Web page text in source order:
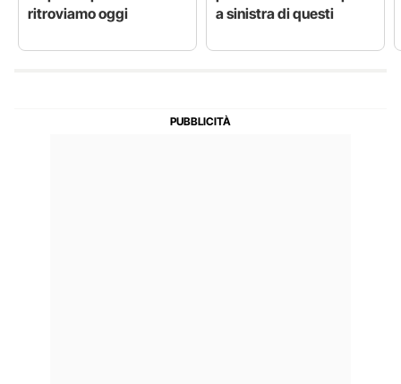
ritroviamo oggi
a sinistra di questi